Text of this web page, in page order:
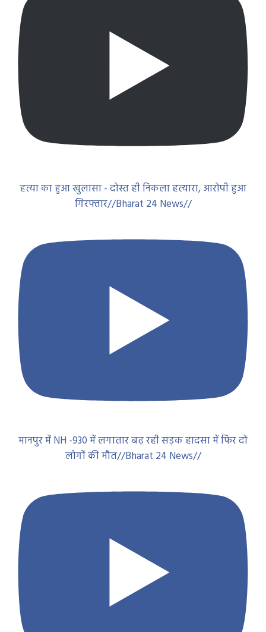
हत्या का हुआ खुलासा - दोस्त ही निकला हत्यारा, आरोपी हुआ
गिरफ्तार//Bharat 24 News//
मानपुर में NH -930 में लगातार बढ़ रही सड़क हादसा में फिर दो
लोगों की मौत//Bharat 24 News//